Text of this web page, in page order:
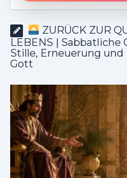
ZURÜCK ZUR
LEBENS | Sabbatliche
Stille, Erneuerung
Gott